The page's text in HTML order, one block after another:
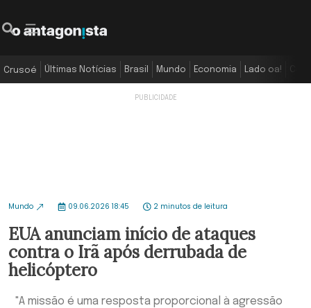
Crusoé Últimas Notícias Brasil Mundo Economia Lado oa!
Mundo 09.06.2026 18:45 2 minutos de leitura
EUA anunciam início de ataques
contra o Irã após derrubada de
helicóptero
"A missão é uma resposta proporcional à agressão